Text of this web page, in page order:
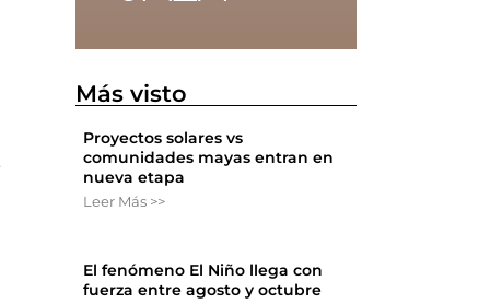
Más visto
Proyectos solares vs
comunidades mayas entran en
nueva etapa
Leer Más >>
El fenómeno El Niño llega con
fuerza entre agosto y octubre